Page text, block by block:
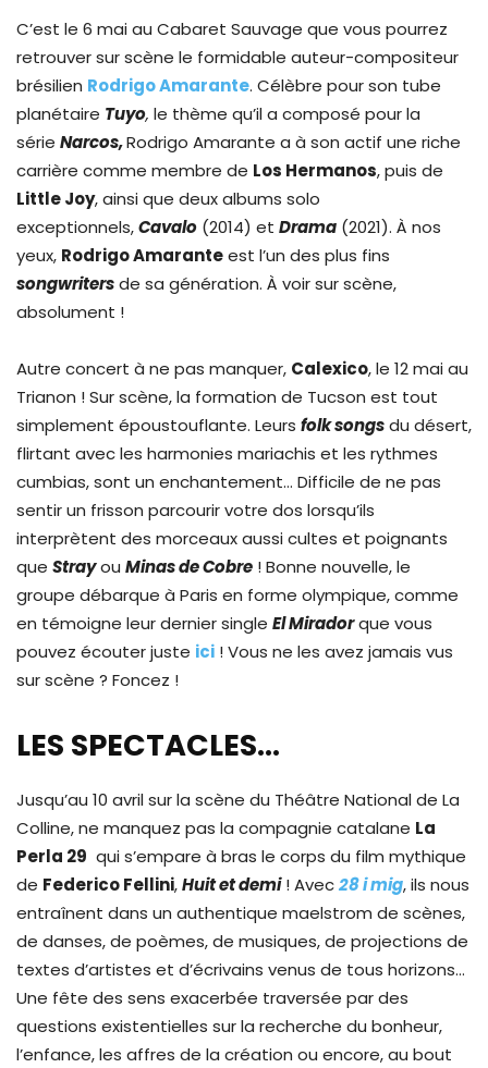
C’est le 6 mai au Cabaret Sauvage que vous pourrez
retrouver sur scène le formidable auteur-compositeur
brésilien Rodrigo Amarante. Célèbre pour son tube
planétaire Tuyo, le thème qu’il a composé pour la
série Narcos,Rodrigo Amarante a à son actif une riche
carrière comme membre de Los Hermanos, puis de
Little Joy, ainsi que deux albums solo
exceptionnels,Cavalo (2014) et Drama (2021). À nos
yeux, Rodrigo Amaranteest l’un des plus fins
songwritersde sa génération. À voir sur scène,
absolument !
Autre concert à ne pas manquer, Calexico, le 12 mai au
Trianon ! Sur scène, la formation de Tucson est tout
simplement époustouflante. Leurs folk songsdu désert,
flirtant avec les harmonies mariachis et les rythmes
cumbias, sont un enchantement… Difficile de ne pas
sentir un frisson parcourir votre dos lorsqu’ils
interprètent des morceaux aussi cultes et poignants
que Strayou Minas de Cobre ! Bonne nouvelle, le
groupe débarque à Paris en forme olympique, comme
en témoigne leur dernier single El Miradorque vous
pouvez écouter juste ici ! Vous ne les avez jamais vus
sur scène ? Foncez !
LES SPECTACLES…
Jusqu’au 10 avril sur la scène du Théâtre National de La
Colline, ne manquez pas la compagnie catalane La
Perla 29 qui s’empare à bras le corps du film mythique
de Federico Fellini,Huit et demi! Avec28 i mig,ils nous
entraînent dans un authentique maelstrom de scènes,
de danses, de poèmes, de musiques, de projections de
textes d’artistes et d’écrivains venus de tous horizons…
Une fête des sens exacerbée traversée par des
questions existentielles sur la recherche du bonheur,
l’enfance, les affres de la création ou encore, au bout